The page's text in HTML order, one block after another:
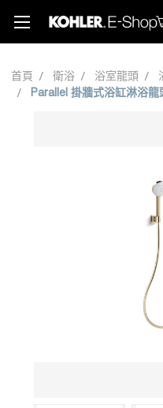
首頁 衛浴 浴室龍頭
Parallel 掛牆式浴缸淋浴